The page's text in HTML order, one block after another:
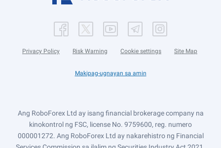
Privacy Policy Risk Warning Cookie settings Site Map
Makipag-ugnayan sa amin
Ang RoboForex Ltd ay isang financial brokerage company na
kinokontrol ng FSC, license No. 9759600, reg. numero
000001272. Ang RoboForex Ltd ay nakarehistro ng Financial